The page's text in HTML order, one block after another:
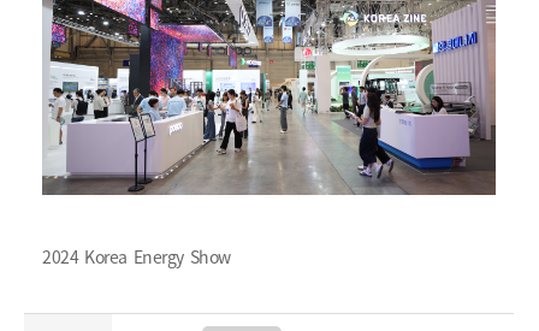
2024 Korea Energy Show